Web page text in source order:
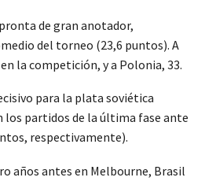
de gran anotador,
del torneo (23,6 puntos). A
la competición, y a Polonia, 33.
para la plata soviética
los partidos de la última fase ante
respectivamente).
años antes en Melbourne, Brasil